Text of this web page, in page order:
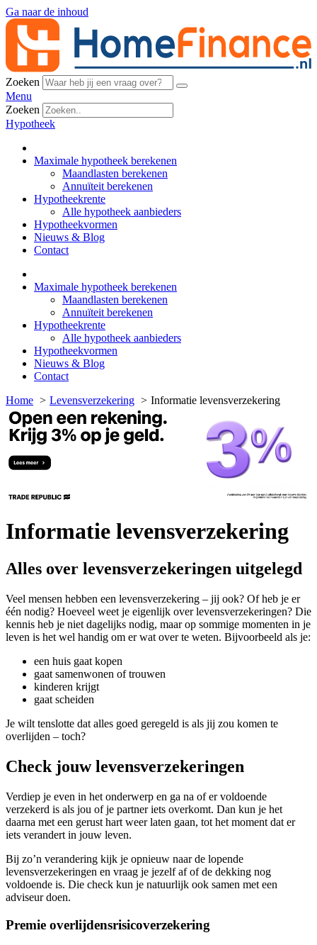
Ga naar de inhoud
Zoeken
Menu
Zoeken
Hypotheek
Maximale hypotheek berekenen
Maandlasten berekenen
Annuïteit berekenen
Hypotheekrente
Alle hypotheek aanbieders
Hypotheekvormen
Nieuws & Blog
Contact
Maximale hypotheek berekenen
Maandlasten berekenen
Annuïteit berekenen
Hypotheekrente
Alle hypotheek aanbieders
Hypotheekvormen
Nieuws & Blog
Contact
Home
Levensverzekering Informatie levensverzekering
Informatie levensverzekering
Alles over levensverzekeringen uitgelegd
Veel mensen hebben een levensverzekering – jij ook? Of heb je er
één nodig? Hoeveel weet je eigenlijk over levensverzekeringen? Die
kennis heb je niet dagelijks nodig, maar op sommige momenten in je
leven is het wel handig om er wat over te weten. Bijvoorbeeld als je:
een huis gaat kopen
gaat samenwonen of trouwen
kinderen krijgt
gaat scheiden
Je wilt tenslotte dat alles goed geregeld is als jij zou komen te
overlijden – toch?
Check jouw levensverzekeringen
Verdiep je even in het onderwerp en ga na of er voldoende
verzekerd is als jou of je partner iets overkomt. Dan kun je het
daarna met een gerust hart weer laten gaan, tot het moment dat er
iets verandert in jouw leven.
Bij zo’n verandering kijk je opnieuw naar de lopende
levensverzekeringen en vraag je jezelf af of de dekking nog
voldoende is. Die check kun je natuurlijk ook samen met een
adviseur doen.
Premie overlijdensrisicoverzekering